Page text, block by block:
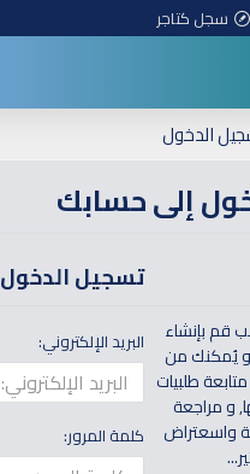
سجل كتاجر
الدخول
إلى حسابك
قم بإنشاء
يُمكنك من
طلبيات
و مراجعة
واسعتراض
تسجيل الدخول
البريد الإلكتروني:
كلمة المرور: